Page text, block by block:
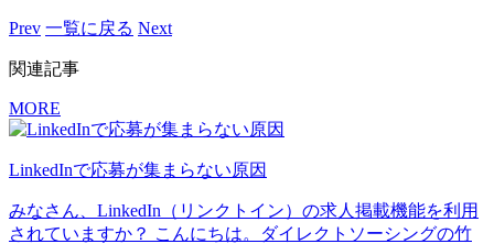
Prev 一覧に戻る Next
関連記事
MORE
LinkedInで応募が集まらない原因
みなさん、LinkedIn（リンクトイン）の求人掲載機能を利用
されていますか？ こんにちは。ダイレクトソーシングの竹